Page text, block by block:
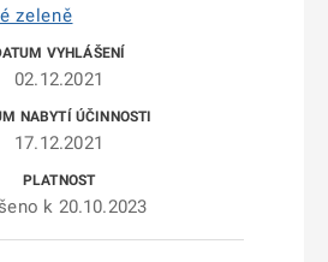
zeleně
02.12.2021
17.12.2021
k 20.10.2023